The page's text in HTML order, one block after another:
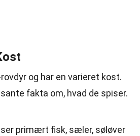
og har en varieret kost.
fakta om, hvad de spiser.
primært fisk, sæler, søløver